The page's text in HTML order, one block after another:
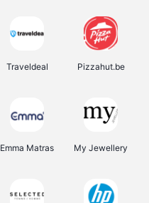
Traveldeal Pizzahut.be
Emma Matras My Jewellery